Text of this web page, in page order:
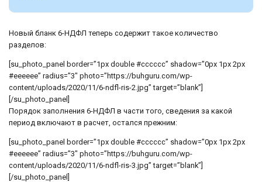
Новый бланк 6-НДФЛ теперь содержит такое количество
разделов:
[su_photo_panel border=”1px double #cccccc” shadow=”0px 1px 2px
#eeeeee” radius=”3″ photo=”https://buhguru.com/wp-
content/uploads/2020/11/6-ndfl-ris-2.jpg” target=”blank”]
[/su_photo_panel]
Порядок заполнения 6-НДФЛ в части того, сведения за какой
период включают в расчет, остался прежним:
[su_photo_panel border=”1px double #cccccc” shadow=”0px 1px 2px
#eeeeee” radius=”3″ photo=”https://buhguru.com/wp-
content/uploads/2020/11/6-ndfl-ris-3.jpg” target=”blank”]
[/su_photo_panel]